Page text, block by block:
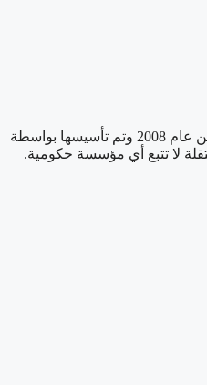
تم تأسيس المجلة العلمية أهرام من عام 2008 وتم تأسيسها بواسطة
لا تتبع أي مؤسسة حكومية.